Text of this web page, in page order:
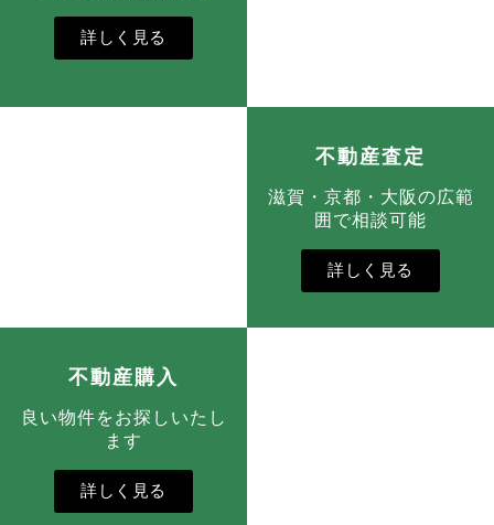
詳しく見る
不動産査定
滋賀・京都・大阪の広範
囲で相談可能
詳しく見る
不動産購入
良い物件をお探しいたし
ます
詳しく見る